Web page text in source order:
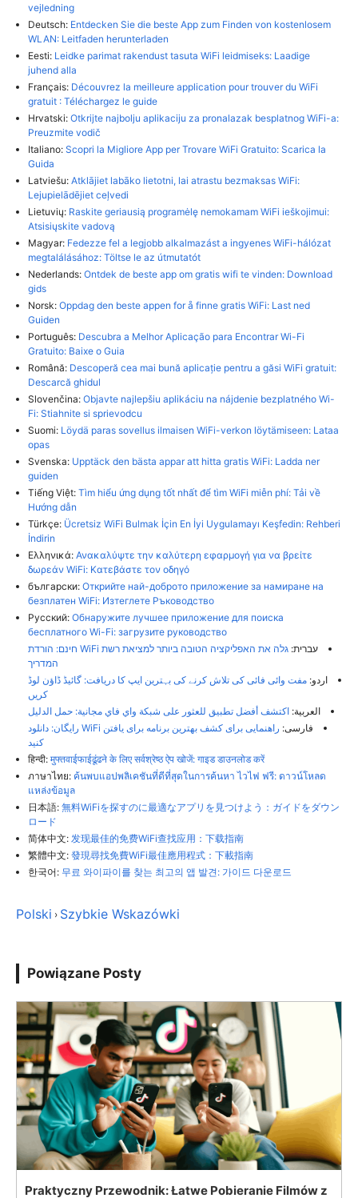
vejledning
Deutsch: Entdecken Sie die beste App zum Finden von kostenlosem
WLAN: Leitfaden herunterladen
Eesti: Leidke parimat rakendust tasuta WiFi leidmiseks: Laadige
juhend alla
Français: Découvrez la meilleure application pour trouver du WiFi
gratuit : Téléchargez le guide
Hrvatski: Otkrijte najbolju aplikaciju za pronalazak besplatnog WiFi-a:
Preuzmite vodič
Italiano: Scopri la Migliore App per Trovare WiFi Gratuito: Scarica la
Guida
Latviešu: Atklājiet labāko lietotni, lai atrastu bezmaksas WiFi:
Lejupielādējiet ceļvedi
Lietuvių: Raskite geriausią programėlę nemokamam WiFi ieškojimui:
Atsisiųskite vadovą
Magyar: Fedezze fel a legjobb alkalmazást a ingyenes WiFi-hálózat
megtalálásához: Töltse le az útmutatót
Nederlands: Ontdek de beste app om gratis wifi te vinden: Download
gids
Norsk: Oppdag den beste appen for å finne gratis WiFi: Last ned
Guiden
Português: Descubra a Melhor Aplicação para Encontrar Wi-Fi
Gratuito: Baixe o Guia
Română: Descoperă cea mai bună aplicație pentru a găsi WiFi gratuit:
Descarcă ghidul
Slovenčina: Objavte najlepšiu aplikáciu na nájdenie bezplatného Wi-
Fi: Stiahnite si sprievodcu
Suomi: Löydä paras sovellus ilmaisen WiFi-verkon löytämiseen: Lataa
opas
Svenska: Upptäck den bästa appar att hitta gratis WiFi: Ladda ner
guiden
Tiếng Việt: Tìm hiểu ứng dụng tốt nhất để tìm WiFi miễn phí: Tải về
Hướng dẫn
Türkçe: Ücretsiz WiFi Bulmak İçin En İyi Uygulamayı Keşfedin: Rehberi
İndirin
Ελληνικά: Ανακαλύψτε την καλύτερη εφαρμογή για να βρείτε
δωρεάν WiFi: Κατεβάστε τον οδηγό
български: Открийте най-доброто приложение за намиране на
безплатен WiFi: Изтеглете Ръководство
Русский: Обнаружите лучшее приложение для поиска
бесплатного Wi-Fi: загрузите руководство
עברית:
גלה את האפליקציה הטובה ביותר למציאת רשת WiFi חינם: הורדת
המדריך
اردو: مفت وائی فائی کی تلاش کرنے کی بہترین ایپ کا دریافت: گائیڈ ڈاؤن لوڈ
کریں
العربية: اكتشف أفضل تطبيق للعثور على شبكة واي فاي مجانية: حمل الدليل
فارسی:
راهنمایی برای کشف بهترین برنامه برای یافتن WiFi رایگان: دانلود
کنید
हिन्दी: मुफ्तवाईफाईढूंढने के लिए सर्वश्रेष्ठ ऐप खोजें: गाइड डाउनलोड करें
ภาษาไทย: ค้นพบแอปพลิเคชันที่ดีที่สุดในการค้นหา ไวไฟ ฟรี: ดาวน์โหลด
แหล่งข้อมูล
日本語: 無料WiFiを探すのに最適なアプリを見つけよう：ガイドをダウン
ロード
简体中文: 发现最佳的免费WiFi查找应用：下载指南
繁體中文: 發現尋找免費WiFi最佳應用程式：下載指南
한국어: 무료 와이파이를 찾는 최고의 앱 발견: 가이드 다운로드
Polski › Szybkie Wskazówki
Powiązane Posty
Praktyczny Przewodnik: Łatwe Pobieranie Filmów z